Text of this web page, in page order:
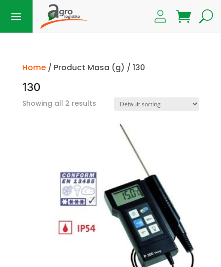
Home/ Product Masa (g) / 130
130
Showing all 2 results